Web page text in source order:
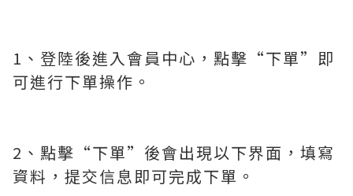
1、登陸後進入會員中心，點擊“下單”即
可進行下單操作。
2、點擊“下單”後會出現以下界面，填寫
資料，提交信息即可完成下單。